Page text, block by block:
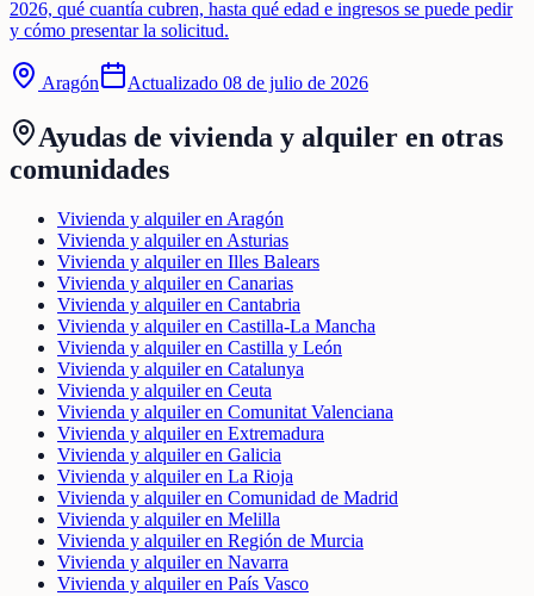
2026, qué cuantía cubren, hasta qué edad e ingresos se puede pedir
y cómo presentar la solicitud.
Aragón Actualizado 08 de julio de 2026
Ayudas de vivienda y alquiler en otras
comunidades
Vivienda y alquiler en Aragón
Vivienda y alquiler en Asturias
Vivienda y alquiler en Illes Balears
Vivienda y alquiler en Canarias
Vivienda y alquiler en Cantabria
Vivienda y alquiler en Castilla-La Mancha
Vivienda y alquiler en Castilla y León
Vivienda y alquiler en Catalunya
Vivienda y alquiler en Ceuta
Vivienda y alquiler en Comunitat Valenciana
Vivienda y alquiler en Extremadura
Vivienda y alquiler en Galicia
Vivienda y alquiler en La Rioja
Vivienda y alquiler en Comunidad de Madrid
Vivienda y alquiler en Melilla
Vivienda y alquiler en Región de Murcia
Vivienda y alquiler en Navarra
Vivienda y alquiler en País Vasco